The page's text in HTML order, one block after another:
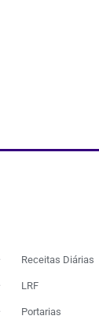
Receitas Diárias
LRF
Portarias